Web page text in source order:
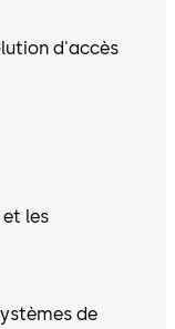
d'accès
et les
de